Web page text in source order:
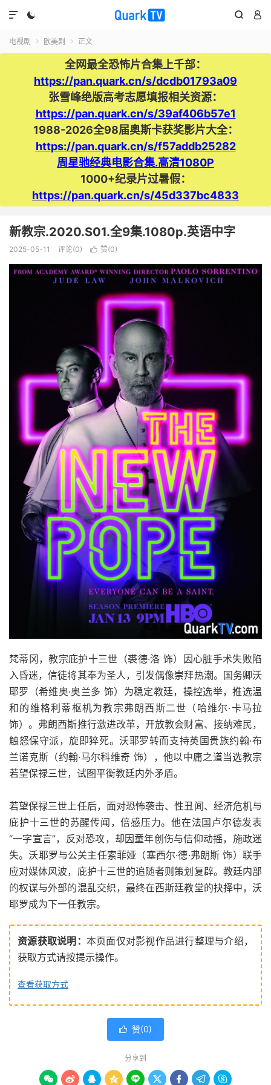
  

电视剧  欧美剧  正文
全网最全恐怖片合集上千部：
https://pan.quark.cn/s/dcdb01793a09
张雪峰绝版高考志愿填报相关资源：
https://pan.quark.cn/s/39af406b57e1
1988-2026全98届奥斯卡获奖影片大全：
https://pan.quark.cn/s/f57addb25282
周星驰经典电影合集.高清1080P
1000+纪录片过暑假：
https://pan.quark.cn/s/45d337bc4833
新教宗.2020.S01.全9集.1080p.英语中字
2025-05-11 评论(0)  赞(0)
梵蒂冈，教宗庇护十三世（裘德·洛 饰）因心脏手术失败陷
入昏迷，信徒将其奉为圣人，引发偶像崇拜热潮。国务卿沃
耶罗（希维奥·奥兰多 饰）为稳定教廷，操控选举，推选温
和的维格利蒂枢机为教宗弗朗西斯二世（哈维尔·卡马拉
饰）。弗朗西斯推行激进改革，开放教会财富、接纳难民，
触怒保守派，旋即猝死。沃耶罗转而支持英国贵族约翰·布
兰诺克斯（约翰·马尔科维奇 饰），他以中庸之道当选教宗
若望保禄三世，试图平衡教廷内外矛盾。
若望保禄三世上任后，面对恐怖袭击、性丑闻、经济危机与
庇护十三世的苏醒传闻，倍感压力。他在法国卢尔德发表
“一字宣言”，反对恐攻，却因童年创伤与信仰动摇，施政迷
失。沃耶罗与公关主任索菲娅（塞西尔·德·弗朗斯 饰）联手
应对媒体风波，庇护十三世的追随者则策划复辟。教廷内部
的权谋与外部的混乱交织，最终在西斯廷教堂的抉择中，沃
耶罗成为下一任教宗。
资源获取说明： 本页面仅对影视作品进行整理与介绍，
获取方式请按提示操作。
查看获取方式
 赞(0)
分享到
        